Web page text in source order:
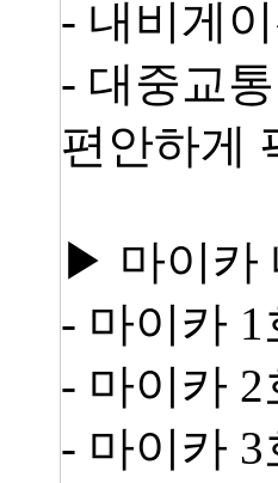
- 내비게
- 대중교
편안하게
▶ 마이카
- 마이카
- 마이카
- 마이카